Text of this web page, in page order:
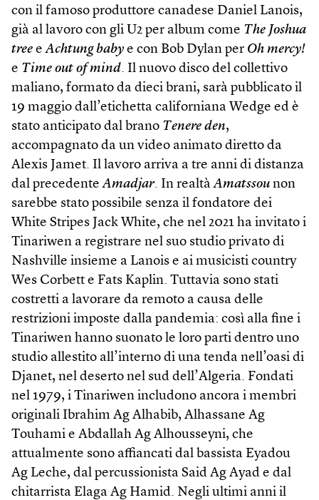
con il famoso produttore canadese Daniel Lanois,
già al lavoro con gli U2 per album come The Joshua
tree eAchtung baby e con Bob Dylan per Oh mercy!
e Time out of mind. Il nuovo disco del collettivo
maliano, formato da dieci brani, sarà pubblicato il
19 maggio dall’etichetta californiana Wedge ed è
stato anticipato dal brano Tenere den,
accompagnato da un video animato diretto da
Alexis Jamet. Il lavoro arriva a tre anni di distanza
dal precedenteAmadjar. In realtàAmatssou non
sarebbe stato possibile senza il fondatore dei
White Stripes Jack White, che nel 2021 ha invitato i
Tinariwen a registrare nel suo studio privato di
Nashville insieme a Lanois e ai musicisti country
Wes Corbett e Fats Kaplin. Tuttavia sono stati
costretti a lavorare da remoto a causa delle
restrizioni imposte dalla pandemia: così alla fine i
Tinariwen hanno suonato le loro parti dentro uno
studio allestito all’interno di una tenda nell’oasi di
Djanet, nel deserto nel sud dell’Algeria. Fondati
nel 1979, i Tinariwen includono ancora i membri
originali Ibrahim Ag Alhabib, Alhassane Ag
Touhami e Abdallah Ag Alhousseyni, che
attualmente sono affiancati dal bassista Eyadou
Ag Leche, dal percussionista Said Ag Ayad e dal
chitarrista Elaga Ag Hamid. Negli ultimi anni il